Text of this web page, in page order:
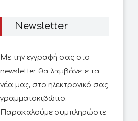
Newsletter
Με την εγγραφή σας στο
newsletter θα λαμβάνετε τα
νέα μας, στο ηλεκτρονικό σας
γραμματοκιβώτιο.
Παρακαλούμε συμπληρώστε